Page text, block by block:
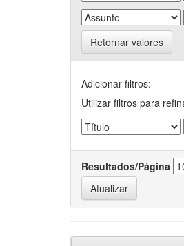
Retornar valores
Adicionar filtros:
Utilizar filtros para
Resultados/Página